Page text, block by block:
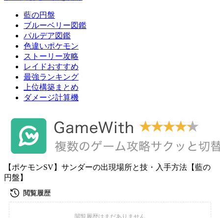
藍の円盤
ブルーベリー図鑑
パルデア図鑑
色違いポケモン
ストーリー攻略
レイドおすすめ
最強ランキング
上位構築まとめ
ダメージ計算機
【ポケモンSV】サンダーの出現場所と技・入手方法【藍の
円盤】